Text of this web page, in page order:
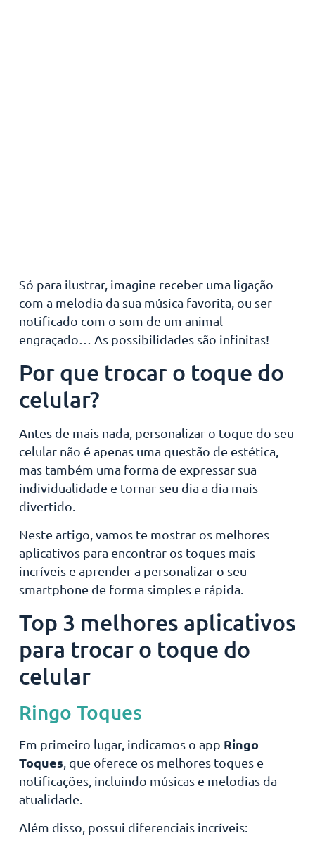
Só para ilustrar, imagine receber uma ligação
com a melodia da sua música favorita, ou ser
notificado com o som de um animal
engraçado… As possibilidades são infinitas!
Por que trocar o toque do
celular?
Antes de mais nada, personalizar o toque do seu
celular não é apenas uma questão de estética,
mas também uma forma de expressar sua
individualidade e tornar seu dia a dia mais
divertido.
Neste artigo, vamos te mostrar os melhores
aplicativos para encontrar os toques mais
incríveis e aprender a personalizar o seu
smartphone de forma simples e rápida.
Top 3 melhores aplicativos
para trocar o toque do
celular
Ringo Toques
Em primeiro lugar, indicamos o app Ringo
Toques , que oferece os melhores toques e
notificações, incluindo músicas e melodias da
atualidade.
Além disso, possui diferenciais incríveis: